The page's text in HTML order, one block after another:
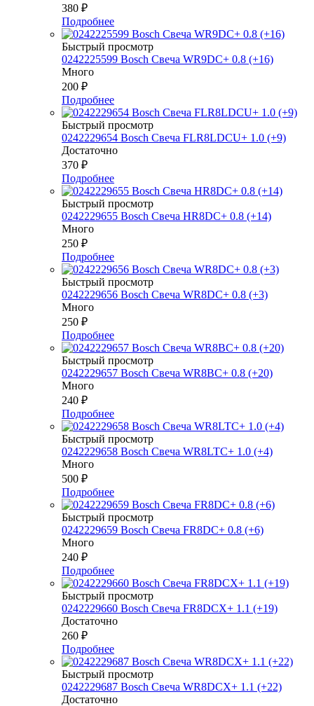
380 ₽
Подробнее
Быстрый просмотр
0242225599 Bosch Свеча WR9DC+ 0.8 (+16)
Много
200 ₽
Подробнее
Быстрый просмотр
0242229654 Bosch Свеча FLR8LDCU+ 1.0 (+9)
Достаточно
370 ₽
Подробнее
Быстрый просмотр
0242229655 Bosch Свеча HR8DC+ 0.8 (+14)
Много
250 ₽
Подробнее
Быстрый просмотр
0242229656 Bosch Свеча WR8DC+ 0.8 (+3)
Много
250 ₽
Подробнее
Быстрый просмотр
0242229657 Bosch Свеча WR8BC+ 0.8 (+20)
Много
240 ₽
Подробнее
Быстрый просмотр
0242229658 Bosch Свеча WR8LTC+ 1.0 (+4)
Много
500 ₽
Подробнее
Быстрый просмотр
0242229659 Bosch Свеча FR8DC+ 0.8 (+6)
Много
240 ₽
Подробнее
Быстрый просмотр
0242229660 Bosch Свеча FR8DCX+ 1.1 (+19)
Достаточно
260 ₽
Подробнее
Быстрый просмотр
0242229687 Bosch Свеча WR8DCX+ 1.1 (+22)
Достаточно